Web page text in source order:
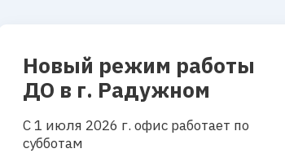
Новый режим работы
ДО в г. Радужном
С 1 июля 2026 г. офис работает по
субботам